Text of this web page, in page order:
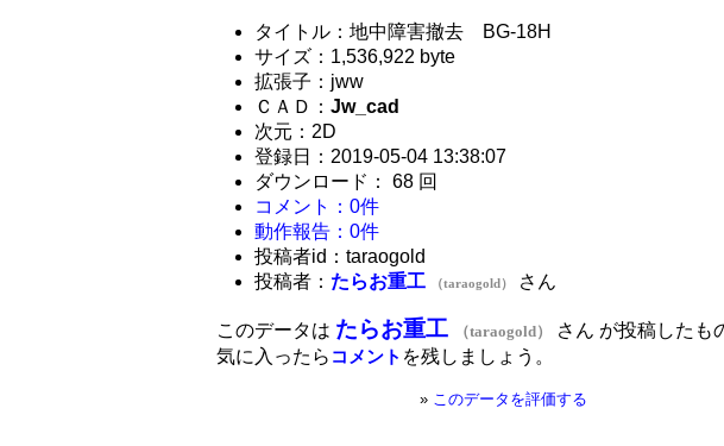
タイトル：地中障害撤去 BG-18H
サイズ：1,536,922 byte
拡張子：jww
ＣＡＤ： Jw_cad
次元：2D
登録日：2019-05-04 13:38:07
ダウンロード： 68 回
コメント：0件
動作報告：0件
投稿者id：taraogold
投稿者： たらお重工 （taraogold） さん
このデータは たらお重工 （taraogold）
さん が投稿したも
気に入ったら コメント を残しましょう。
» このデータを評価する